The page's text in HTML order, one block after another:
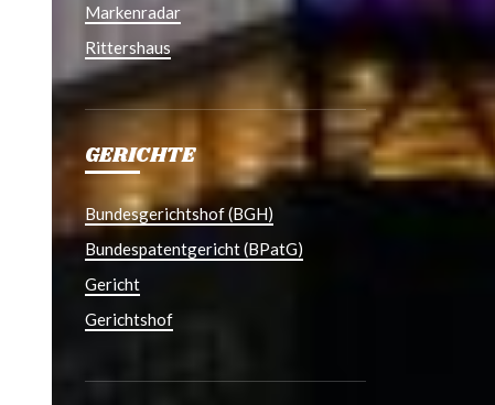
Markenradar
Rittershaus
GERICHTE
Bundesgerichtshof (BGH)
Bundespatentgericht (BPatG)
Gericht
Gerichtshof